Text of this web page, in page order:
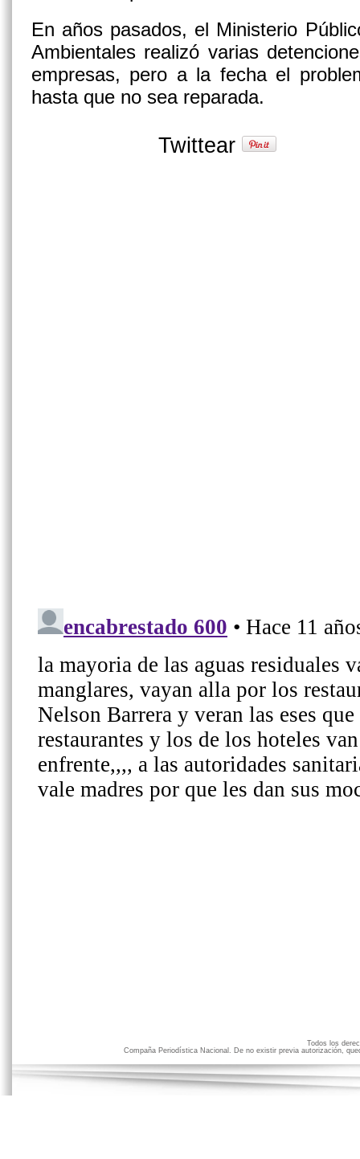
En años pasados, el Ministerio
Ambientales realizó varias
empresas, pero a la fecha el
hasta que no sea reparada.
Twittear
Todos los
Compaña Periodística Nacional. De no existir previa autorización,